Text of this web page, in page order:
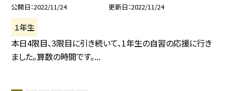
公開日 2022/11/24 更新日 2022/11/24
１年生
本日4限目、3限目に引き続いて、1年生の自習の応援に行き
ました。算数の時間です。...